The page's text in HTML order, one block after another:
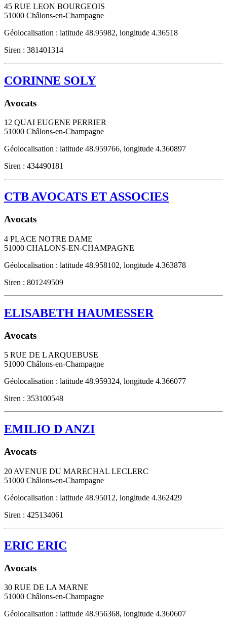
45 RUE LEON BOURGEOIS
51000 Châlons-en-Champagne
Géolocalisation : latitude 48.95982, longitude 4.36518
Siren : 381401314
CORINNE SOLY
Avocats
12 QUAI EUGENE PERRIER
51000 Châlons-en-Champagne
Géolocalisation : latitude 48.959766, longitude 4.360897
Siren : 434490181
CTB AVOCATS ET ASSOCIES
Avocats
4 PLACE NOTRE DAME
51000 CHALONS-EN-CHAMPAGNE
Géolocalisation : latitude 48.958102, longitude 4.363878
Siren : 801249509
ELISABETH HAUMESSER
Avocats
5 RUE DE L ARQUEBUSE
51000 Châlons-en-Champagne
Géolocalisation : latitude 48.959324, longitude 4.366077
Siren : 353100548
EMILIO D ANZI
Avocats
20 AVENUE DU MARECHAL LECLERC
51000 Châlons-en-Champagne
Géolocalisation : latitude 48.95012, longitude 4.362429
Siren : 425134061
ERIC ERIC
Avocats
30 RUE DE LA MARNE
51000 Châlons-en-Champagne
Géolocalisation : latitude 48.956368, longitude 4.360607